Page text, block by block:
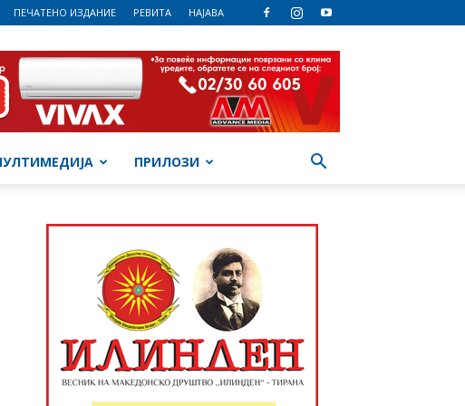
ПЕЧАТЕНО ИЗДАНИЕ РЕВИТА НАЈАВА
ПРИЛОЗИ